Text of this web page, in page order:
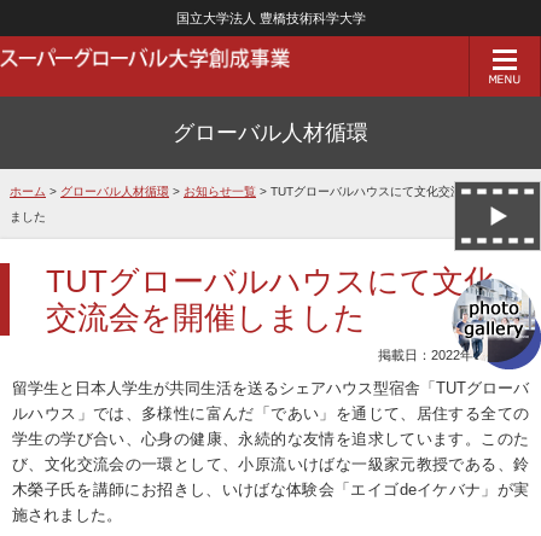
国立大学法人 豊橋技術科学大学
グローバル人材循環
ホーム > グローバル人材循環 > お知らせ一覧 > TUTグローバルハウスにて文化交流会を開催し
ました
TUTグローバルハウスにて文化
交流会を開催しました
掲載日：2022年02月03日
留学生と日本人学生が共同生活を送るシェアハウス型宿舎「 TUTグローバ
ルハウス」では、多様性に富んだ「であい」を通じて、居住する全ての
学生の学び合い、心身の健康、永続的な友情を追求しています。このた
び、文化交流会の一環として、小原流いけばな一級家元教授である、鈴
木榮子氏を講師にお招きし、いけばな体験会「エイゴdeイケバナ」が実
施されました。